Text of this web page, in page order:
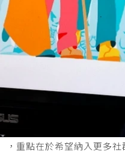
重點在於希望納入更多